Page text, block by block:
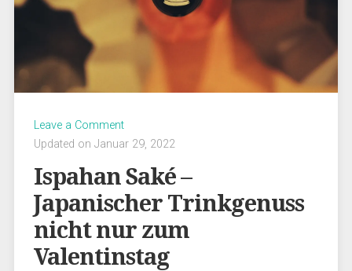
Leave a Comment
Updated on Januar 29, 2022
Ispahan Saké –
Japanischer Trinkgenuss
nicht nur zum
Valentinstag